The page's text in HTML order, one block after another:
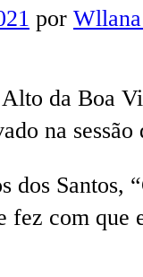
por
da Boa
na
dos Santos,
fez com que